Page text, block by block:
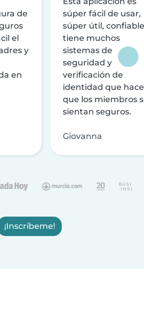
de
el
y
en
súper fácil de usar,
súper útil,
tiene muchos
sistemas de
seguridad y
verificación de
identidad que
que los miembros
sientan seguros.
Giovanna
¡Inscríbeme!